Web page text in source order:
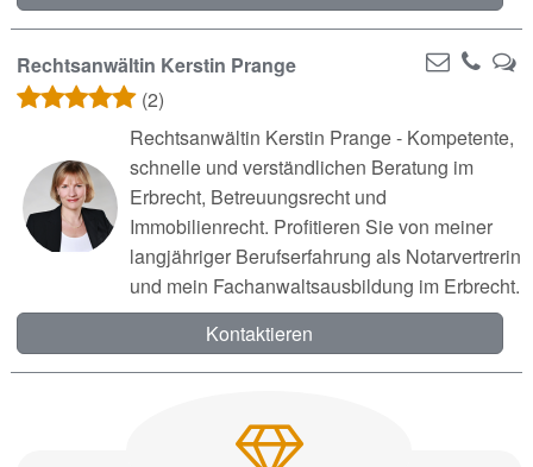
Rechtsanwältin Kerstin Prange
(2)
Rechtsanwältin Kerstin Prange - Kompetente,
schnelle und verständlichen Beratung im
Erbrecht, Betreuungsrecht und
Immobilienrecht. Profitieren Sie von meiner
langjähriger Berufserfahrung als Notarvertrerin
und mein Fachanwaltsausbildung im Erbrecht.
Kontaktieren